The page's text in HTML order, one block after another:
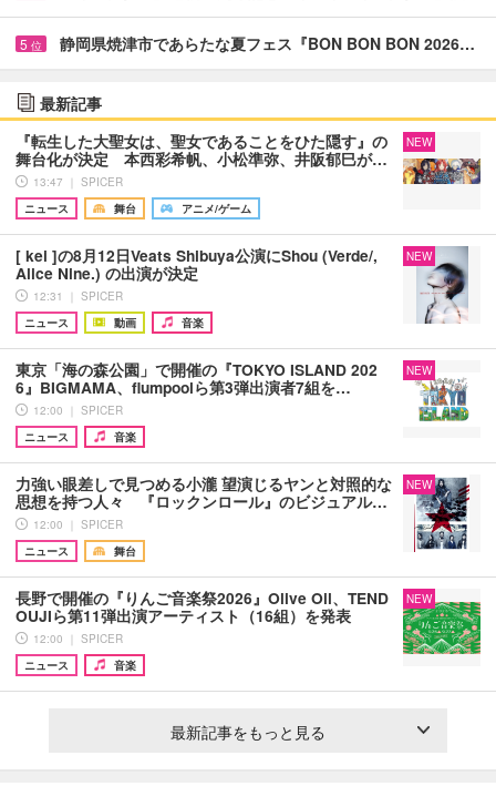
5 位 静岡県焼津市であらたな夏フェス『BON BON BON 2026…
最新記事
『転生した大聖女は、聖女であることをひた隠す』の
舞台化が決定 本西彩希帆、小松準弥、井阪郁巳が…
13:47 ｜ SPICER
ニュース
舞台 アニメ/ゲーム
NEW
[ kei ]の8月12日Veats Shibuya公演にShou (Verde/,
Alice Nine.) の出演が決定
12:31 ｜ SPICER
ニュース
動画 音楽
NEW
東京「海の森公園」で開催の『TOKYO ISLAND 202
6』BIGMAMA、flumpoolら第3弾出演者7組を…
12:00 ｜ SPICER
ニュース
音楽
NEW
力強い眼差しで見つめる小瀧 望演じるヤンと対照的な
思想を持つ人々 『ロックンロール』のビジュアル…
12:00 ｜ SPICER
ニュース
舞台
NEW
長野で開催の『りんご音楽祭2026』Olive Oil、TEND
OUJIら第11弾出演アーティスト（16組）を発表
12:00 ｜ SPICER
ニュース
音楽
NEW
最新記事をもっと見る